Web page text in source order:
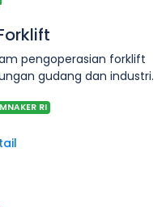
pengoperasian forklift
gudang dan industri.
RI